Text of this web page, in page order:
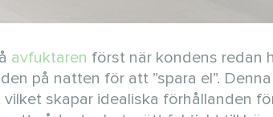
avfuktaren först när kondens redan
på natten för att ”spara el”.
skapar idealiska förhållanden